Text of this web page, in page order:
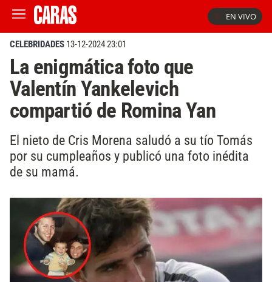
EN VIVO
CELEBRIDADES 13-12-2024 23:01
La enigmática foto que
Valentín Yankelevich
compartió de Romina Yan
El nieto de Cris Morena saludó a su tío Tomás
por su cumpleaños y publicó una foto inédita
de su mamá.